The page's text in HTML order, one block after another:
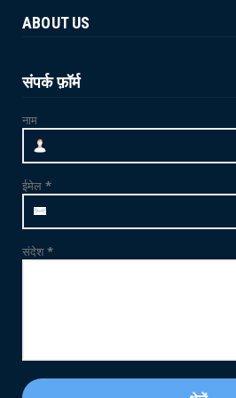
जाम्भा की ढाणी में उत्साहपूर्वक
ट्यूबवेल ...
ABOUT US
संपर्क फ़ॉर्म
नाम
ईमेल *
संदेश*